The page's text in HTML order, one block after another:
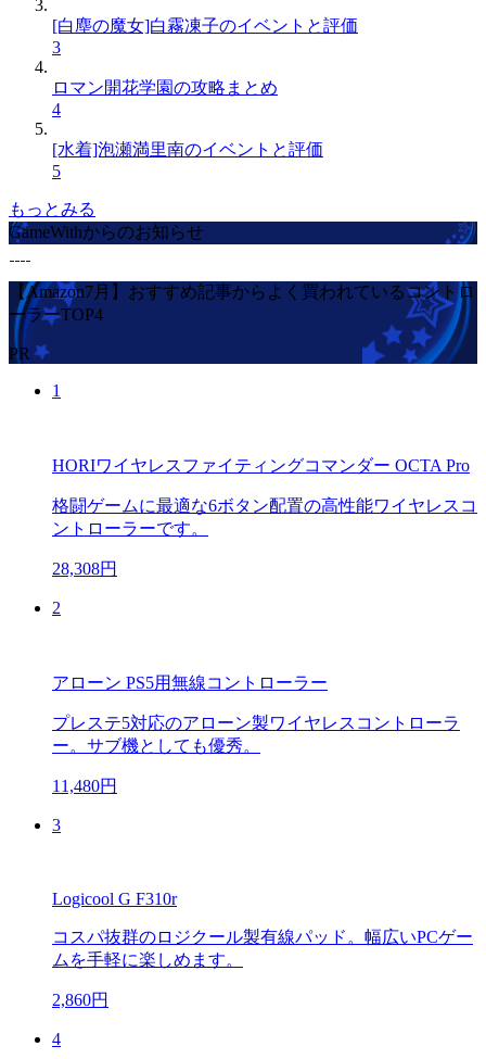
[白塵の魔女]白霧凍子のイベントと評価
3
ロマン開花学園の攻略まとめ
4
[水着]泡瀬満里南のイベントと評価
5
もっとみる
GameWithからのお知らせ
【Amazon7月】おすすめ記事からよく買われているコントロ
ーラーTOP4
PR
1
HORIワイヤレスファイティングコマンダー OCTA Pro
格闘ゲームに最適な6ボタン配置の高性能ワイヤレスコ
ントローラーです。
28,308円
2
アローン PS5用無線コントローラー
プレステ5対応のアローン製ワイヤレスコントローラ
ー。サブ機としても優秀。
11,480円
3
Logicool G F310r
コスパ抜群のロジクール製有線パッド。幅広いPCゲー
ムを手軽に楽しめます。
2,860円
4